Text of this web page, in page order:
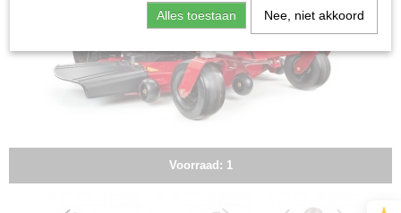
Voorraad: 1
Alles toestaan Nee, niet akkoord